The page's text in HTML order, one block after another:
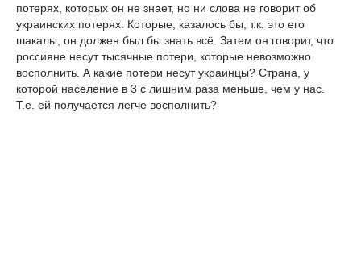
потерях, которых он не знает, но ни слова не говорит об
украинских потерях. Которые, казалось бы, т.к. это его
шакалы, он должен был бы знать всё. Затем он говорит, что
россияне несут тысячные потери, которые невозможно
восполнить. А какие потери несут украинцы? Страна, у
которой население в 3 с лишним раза меньше, чем у нас.
Т.е. ей получается легче восполнить?